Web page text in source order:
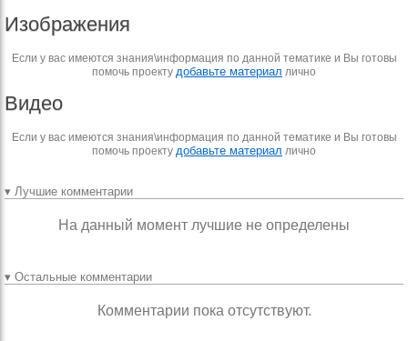
Изображения
Если у вас имеются знания\информация по данной тематике и Вы готовы
помочь проекту добавьте материал лично
Видео
Если у вас имеются знания\информация по данной тематике и Вы готовы
помочь проекту добавьте материал лично
▾ Лучшие комментарии
На данный момент лучшие не определены
▾ Остальные комментарии
Комментарии пока отсутствуют.